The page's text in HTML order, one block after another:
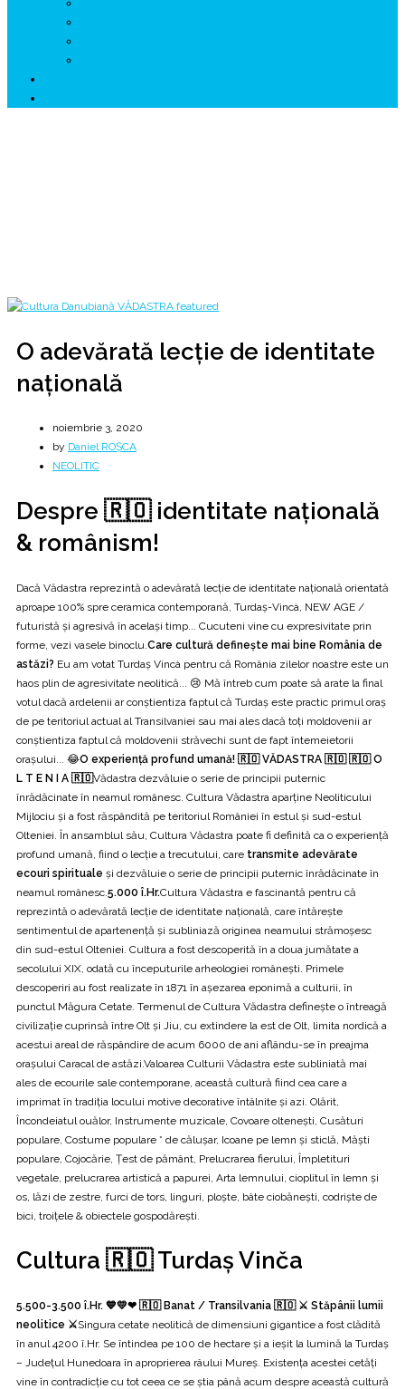
O adevărată lecție de identitate
națională
noiembrie 3, 2020
by Daniel ROȘCA
NEOLITIC
Despre 🇷🇴 identitate națională
& românism!
Dacă Vădastra reprezintă o adevărată lecție de identitate națională orientată
aproape 100% spre ceramica contemporană, Turdaș-Vincà, NEW AGE /
futuristă și agresivă în același timp... Cucuteni vine cu expresivitate prin
forme, vezi vasele binoclu. Care cultură definește mai bine România de
astăzi? Eu am votat Turdaș Vincà pentru că România zilelor noastre este un
haos plin de agresivitate neolitică... 😢 Mă întreb cum poate să arate la final
votul dacă ardelenii ar conștientiza faptul că Turdaș este practic primul oraș
de pe teritoriul actual al Transilvaniei sau mai ales dacă toți moldovenii ar
conștientiza faptul că moldovenii străvechi sunt de fapt întemeietorii
orașului... 😂O experiență profund umană! 🇷🇴 VĂDASTRA 🇷🇴 🇷🇴 O
L T E N I A 🇷🇴Vădastra dezvăluie o serie de principii puternic
înrădăcinate în neamul românesc. Cultura Vădastra aparține Neoliticului
Mijlociu și a fost răspândită pe teritoriul României în estul și sud-estul
Olteniei. În ansamblul său, Cultura Vădastra poate fi definită ca o experiență
profund umană, fiind o lecție a trecutului, care transmite adevărate
ecouri spirituale și dezvăluie o serie de principii puternic înrădăcinate în
neamul românesc. 5.000 î.Hr.Cultura Vădastra e fascinantă pentru că
reprezintă o adevărată lecție de identitate națională, care întărește
sentimentul de apartenență și subliniază originea neamului strămoșesc
din sud-estul Olteniei. Cultura a fost descoperită în a doua jumătate a
secolului XIX, odată cu începuturile arheologiei românești. Primele
descoperiri au fost realizate în 1871 în așezarea eponimă a culturii, în
punctul Măgura Cetate. Termenul de Cultura Vădastra definește o întreagă
civilizație cuprinsă între Olt și Jiu, cu extindere la est de Olt, limita nordică a
acestui areal de răspândire de acum 6000 de ani aflându-se în preajma
orașului Caracal de astăzi.Valoarea Culturii Vădastra este subliniată mai
ales de ecourile sale contemporane, această cultură fiind cea care a
imprimat în tradiția locului motive decorative întâlnite și azi. Olărit,
Încondeiatul ouălor, Instrumente muzicale, Covoare oltenești, Cusături
populare, Costume populare * de călușar, Icoane pe lemn și sticlă, Măști
populare, Cojocărie, Țest de pământ, Prelucrarea fierului, Împletituri
vegetale, prelucrarea artistică a papurei, Arta lemnului, cioplitul în lemn și
os, lăzi de zestre, furci de tors, linguri, ploște, bâte ciobănești, codriște de
bici, troiţele & obiectele gospodărești.
Cultura 🇷🇴 Turdaș Vinča
5.500-3.500 î.Hr. 💙💛❤ 🇷🇴 Banat / Transilvania 🇷🇴 ⚔️ Stăpânii lumii
neolitice ⚔️Singura cetate neolitică de dimensiuni gigantice a fost clădită
în anul 4200 î.Hr. Se întindea pe 100 de hectare și a ieșit la lumină la Turdaș
– Județul Hunedoara în aproprierea râului Mureș. Existența acestei cetăți
vine în contradicție cu tot ceea ce se știa până acum despre această cultură